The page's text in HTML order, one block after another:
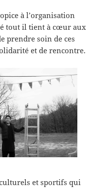
à l’organisation
tout il tient à cœur aux
prendre soin de ces
et de rencontre.
et sportifs qui